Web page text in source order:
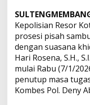
a
h
a
m
s
D
i
g
a
n
Kepolisian Resor
prosesi pisah
dengan suasana
Hari Rosena, S.H.,
mulai Rabu (7/1/
penutup masa
Kombes Pol. Deny